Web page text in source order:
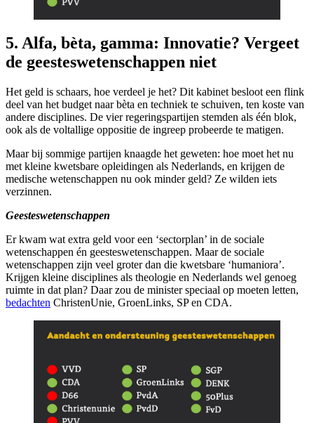
5. Alfa, bèta, gamma: Innovatie? Vergeet
de geesteswetenschappen niet
Het geld is schaars, hoe verdeel je het? Dit kabinet besloot een flink
deel van het budget naar bèta en techniek te schuiven, ten koste van
andere disciplines. De vier regeringspartijen stemden als één blok,
ook als de voltallige oppositie de ingreep probeerde te matigen.
Maar bij sommige partijen knaagde het geweten: hoe moet het nu
met kleine kwetsbare opleidingen als Nederlands, en krijgen de
medische wetenschappen nu ook minder geld? Ze wilden iets
verzinnen.
Geesteswetenschappen
Er kwam wat extra geld voor een ‘sectorplan’ in de sociale
wetenschappen én geesteswetenschappen. Maar de sociale
wetenschappen zijn veel groter dan die kwetsbare ‘humaniora’.
Krijgen kleine disciplines als theologie en Nederlands wel genoeg
ruimte in dat plan? Daar zou de minister speciaal op moeten letten,
bedachten ChristenUnie, GroenLinks, SP en CDA.